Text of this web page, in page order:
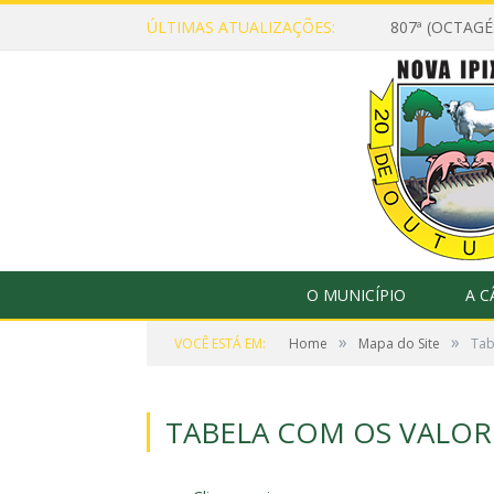
ÚLTIMAS ATUALIZAÇÕES: 807ª
O MUNICÍPIO A
VOCÊ ESTÁ EM: Home » Mapa do Site »
TABELA COM OS